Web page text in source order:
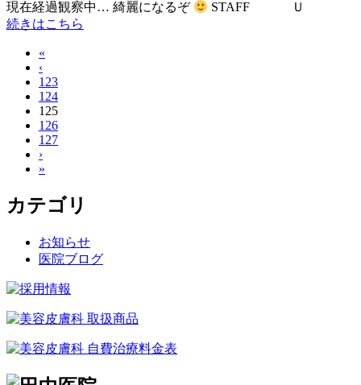
現在経過観察中… 綺麗になるぞ
STAFF Ｕ
続きはこちら
«
‹
123
124
125
126
127
›
»
カテゴリ
お知らせ
医院ブログ